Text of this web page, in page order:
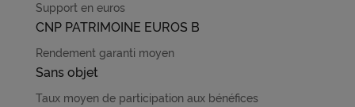
CNP PATRIMOINE EUROS B
Sans objet